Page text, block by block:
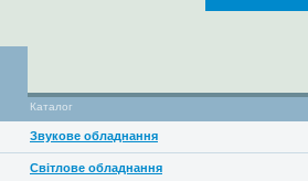
Каталог
Звукове обладнання
Світлове обладнання